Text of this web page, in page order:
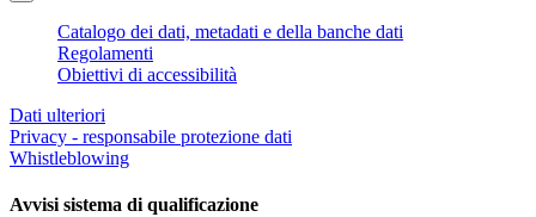
Catalogo dei dati, metadati e della banche dati
Regolamenti
Obiettivi di accessibilità
Dati ulteriori
Privacy - responsabile protezione dati
Whistleblowing
Avvisi sistema di qualificazione